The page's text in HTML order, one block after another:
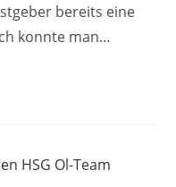
bereits eine
konnte man…